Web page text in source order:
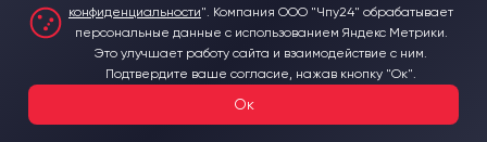
Лазерный станок CO2 c ЧПУ
600х900мм 60Вт/Ruida
конфиденциальности". Компания ООО "Чпу24" обрабатывает
персональные данные с использованием Яндекс Метрики.
Это улучшает работу сайта и взаимодействие с ним.
Подтвердите ваше согласие, нажав кнопку "Ок".
Ок